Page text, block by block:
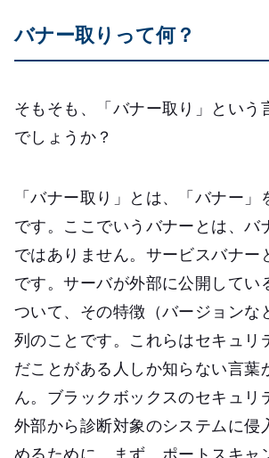
バナー取りって何？
そもそも、「バナー取り」という
でしょうか？
「バナー取り」とは、「バナー」
です。ここでいうバナーとは、バ
ではありません。サービスバナー
です。サーバが外部に公開してい
ついて、その特徴（バージョンな
列のことです。これらはセキュリ
だことがある人しか知らない言葉
ん。ブラックボックスのセキュリ
外部から診断対象のシステムに侵
めるために、まず、ポートスキャ